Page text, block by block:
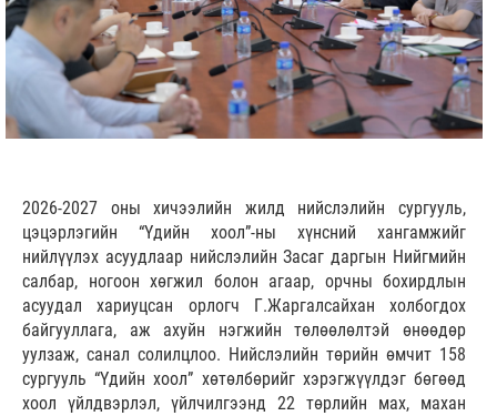
2026-2027 оны хичээлийн жилд нийслэлийн сургууль,
цэцэрлэгийн “Үдийн хоол”-ны хүнсний хангамжийг
нийлүүлэх асуудлаар нийслэлийн Засаг даргын Нийгмийн
салбар, ногоон хөгжил болон агаар, орчны бохирдлын
асуудал хариуцсан орлогч Г.Жаргалсайхан холбогдох
байгууллага, аж ахуйн нэгжийн төлөөлөлтэй өнөөдөр
уулзаж, санал солилцлоо. Нийслэлийн төрийн өмчит 158
сургууль “Үдийн хоол” хөтөлбөрийг хэрэгжүүлдэг бөгөөд
хоол үйлдвэрлэл, үйлчилгээнд 22 төрлийн мах, махан